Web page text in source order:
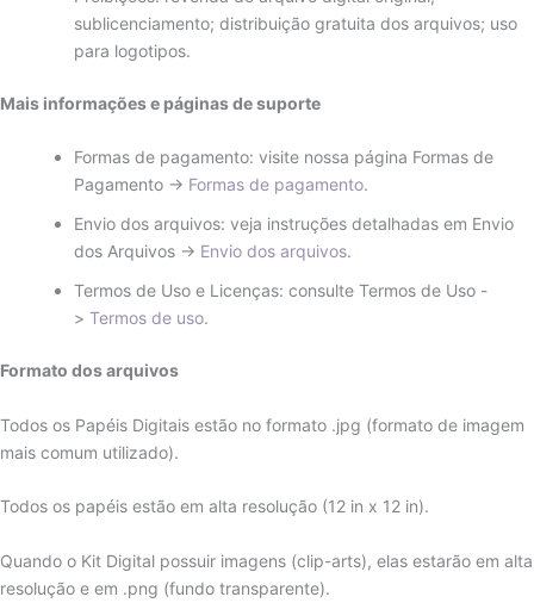
sublicenciamento; distribuição gratuita dos arquivos; uso
para logotipos.
Mais informações e páginas de suporte
Formas de pagamento: visite nossa página Formas de
Pagamento -> Formas de pagamento.
Envio dos arquivos: veja instruções detalhadas em Envio
dos Arquivos -> Envio dos arquivos.
Termos de Uso e Licenças: consulte Termos de Uso -
> Termos de uso.
Formato dos arquivos
Todos os Papéis Digitais estão no formato .jpg (formato de imagem
mais comum utilizado).
Todos os papéis estão em alta resolução (12 in x 12 in).
Quando o Kit Digital possuir imagens (clip-arts), elas estarão em alta
resolução e em .png (fundo transparente).